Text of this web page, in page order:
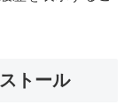
トール